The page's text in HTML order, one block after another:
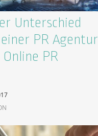
Unterschied
PR Agentur
PR